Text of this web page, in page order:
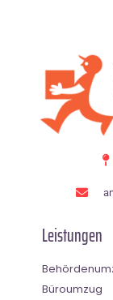
Leistungen
Büroumzug